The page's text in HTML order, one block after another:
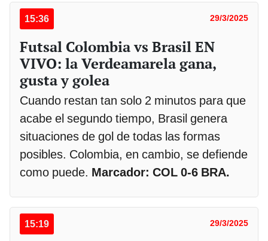
15:36 29/3/2025
Futsal Colombia vs Brasil EN
VIVO: la Verdeamarela gana,
gusta y golea
Cuando restan tan solo 2 minutos para que
acabe el segundo tiempo, Brasil genera
situaciones de gol de todas las formas
posibles. Colombia, en cambio, se defiende
como puede. Marcador: COL 0-6 BRA.
15:19 29/3/2025